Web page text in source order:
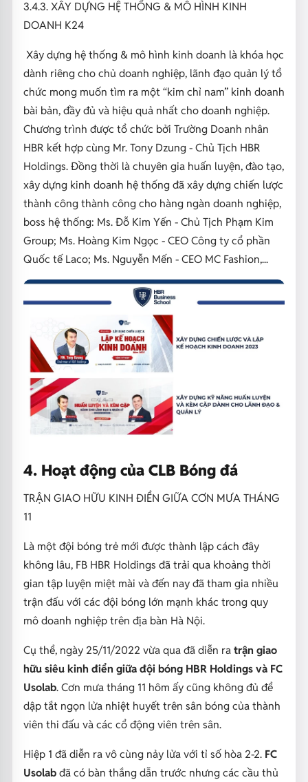
3.4.3. XÂY DỰNG HỆ THỐNG & MÔ HÌNH KINH
DOANH K24
Xây dựng hệ thống & mô hình kinh doanh là khóa học
dành riêng cho chủ doanh nghiệp, lãnh đạo quản lý tổ
chức mong muốn tìm ra một “kim chỉ nam” kinh doanh
bài bản, đầy đủ và hiệu quả nhất cho doanh nghiệp.
Chương trình được tổ chức bởi Trường Doanh nhân
HBR kết hợp cùng Mr. Tony Dzung - Chủ Tịch HBR
Holdings. Đồng thời là chuyên gia huấn luyện, đào tạo,
xây dựng kinh doanh hệ thống đã xây dựng chiến lược
thành công thành công cho hàng ngàn doanh nghiệp,
boss hệ thống: Ms. Đỗ Kim Yến - Chủ Tịch Phạm Kim
Group; Ms. Hoàng Kim Ngọc - CEO Công ty cổ phần
Quốc tế Laco; Ms. Nguyễn Mến - CEO MC Fashion,...
4. Hoạt động của CLB Bóng đá
TRẬN GIAO HỮU KINH ĐIỂN GIỮA CƠN MƯA THÁNG
11
Là một đội bóng trẻ mới được thành lập cách đây
không lâu, FB HBR Holdings đã trải qua khoảng thời
gian tập luyện miệt mài và đến nay đã tham gia nhiều
trận đấu với các đội bóng lớn mạnh khác trong quy
mô doanh nghiệp trên địa bàn Hà Nội.
Cụ thể, ngày 25/11/2022 vừa qua đã diễn ra trận giao
hữu siêu kinh điển giữa đội bóng HBR Holdings và FC
Usolab. Cơn mưa tháng 11 hôm ấy cũng không đủ để
dập tắt ngọn lửa nhiệt huyết trên sân bóng của thành
viên thi đấu và các cổ động viên trên sân.
Hiệp 1 đã diễn ra vô cùng nảy lửa với tỉ số hòa 2-2. FC
Usolabđã có bàn thắng dẫn trước nhưng các cầu thủ